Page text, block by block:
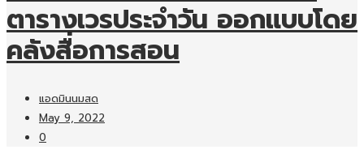
ตารางเวรประจำวัน ออกแบบโดย
คลังสื่อการสอน
แอดมินนมสด
May 9, 2022
0